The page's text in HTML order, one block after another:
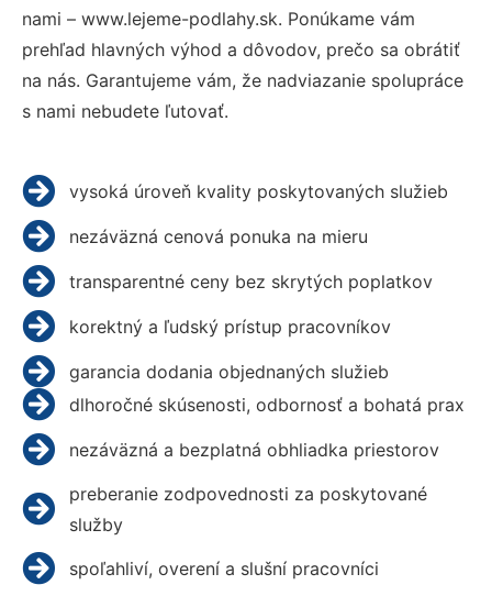
nami – www.lejeme-podlahy.sk. Ponúkame vám
prehľad hlavných výhod a dôvodov, prečo sa obrátiť
na nás. Garantujeme vám, že nadviazanie spolupráce
s nami nebudete ľutovať.
vysoká úroveň kvality poskytovaných služieb
nezáväzná cenová ponuka na mieru
transparentné ceny bez skrytých poplatkov
korektný a ľudský prístup pracovníkov
garancia dodania objednaných služieb
dlhoročné skúsenosti, odbornosť a bohatá prax
nezáväzná a bezplatná obhliadka priestorov
preberanie zodpovednosti za poskytované
služby
spoľahliví, overení a slušní pracovníci